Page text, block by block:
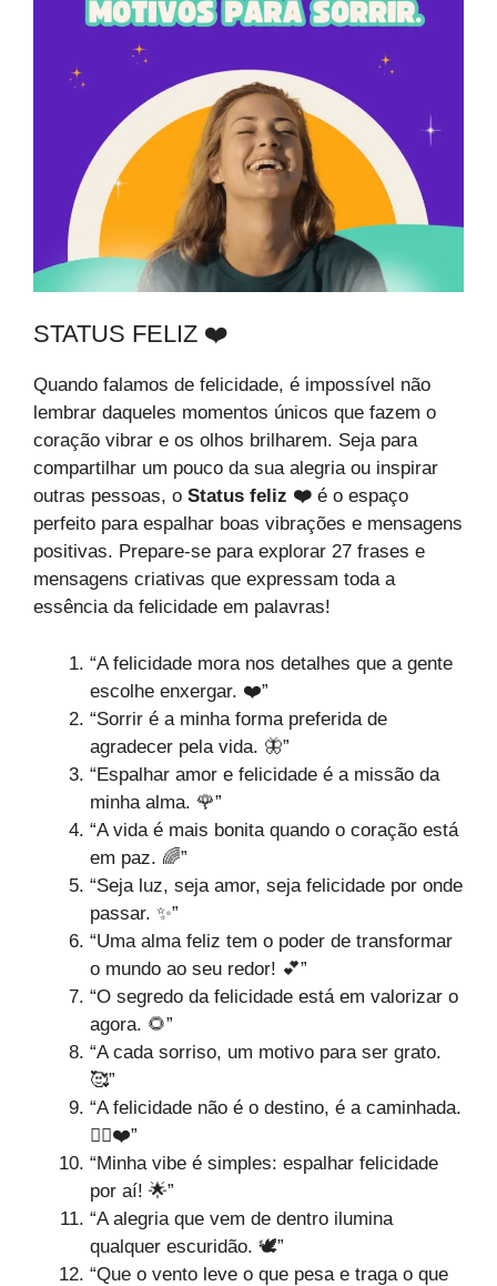
STATUS FELIZ ❤️
Quando falamos de felicidade, é impossível não
lembrar daqueles momentos únicos que fazem o
coração vibrar e os olhos brilharem. Seja para
compartilhar um pouco da sua alegria ou inspirar
outras pessoas, o Status feliz ❤️ é o espaço
perfeito para espalhar boas vibrações e mensagens
positivas. Prepare-se para explorar 27 frases e
mensagens criativas que expressam toda a
essência da felicidade em palavras!
“A felicidade mora nos detalhes que a gente
escolhe enxergar. ❤️”
“Sorrir é a minha forma preferida de
agradecer pela vida. 🦋”
“Espalhar amor e felicidade é a missão da
minha alma. 🌹”
“A vida é mais bonita quando o coração está
em paz. 🌈”
“Seja luz, seja amor, seja felicidade por onde
passar. ✨”
“Uma alma feliz tem o poder de transformar
o mundo ao seu redor! 💕”
“O segredo da felicidade está em valorizar o
agora. 🌻”
“A cada sorriso, um motivo para ser grato.
🥰”
“A felicidade não é o destino, é a caminhada.
🚶‍♀️❤️”
“Minha vibe é simples: espalhar felicidade
por aí! 🌟”
“A alegria que vem de dentro ilumina
qualquer escuridão. 🕊️”
“Que o vento leve o que pesa e traga o que